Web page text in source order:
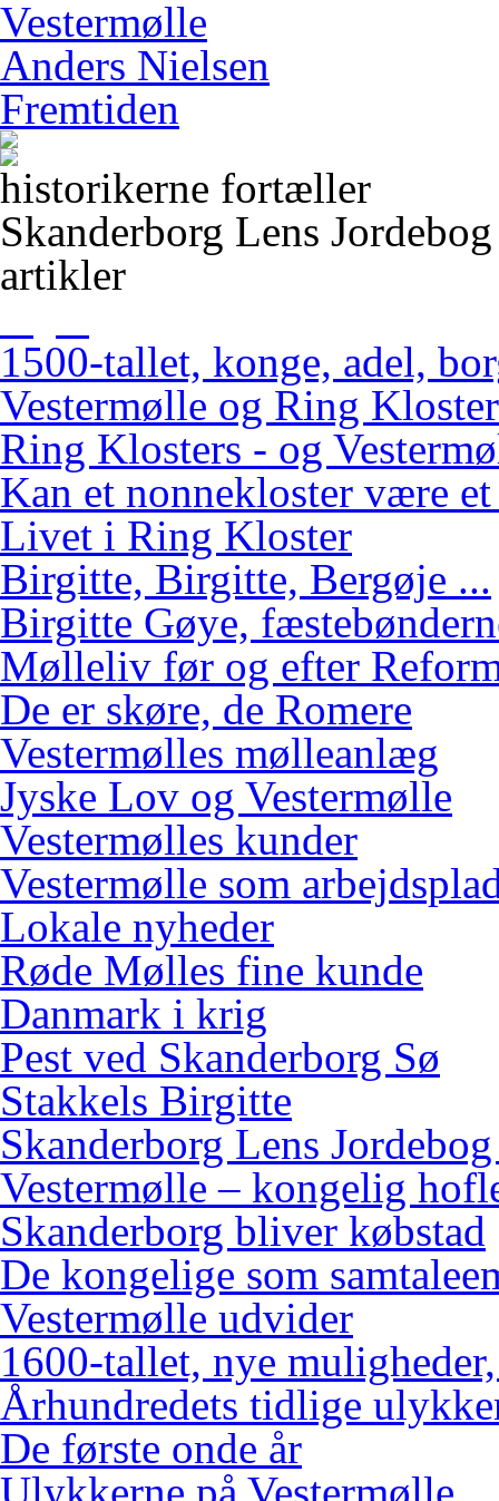
Vestermølle
Anders Nielsen
Fremtiden
historikerne fortæller
Skanderborg Lens
artikler
1500-tallet, konge, adel,
Vestermølle og Ring Kloster
Ring Klosters - og
Kan et nonnekloster være
Livet i Ring Kloster
Birgitte, Birgitte, Bergøje ...
Birgitte Gøye,
Mølleliv før og efter
De er skøre, de Romere
Vestermølles mølleanlæg
Jyske Lov og Vestermølle
Vestermølles kunder
Vestermølle som
Lokale nyheder
Røde Mølles fine kunde
Danmark i krig
Pest ved Skanderborg Sø
Stakkels Birgitte
Skanderborg Lens
Vestermølle – kongelig
Skanderborg bliver købstad
De kongelige som
Vestermølle udvider
1600-tallet, nye
Århundredets tidlige
De første onde år